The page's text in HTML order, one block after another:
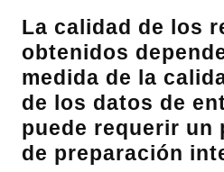
La calidad de los
obtenidos
medida de la
de los datos de
puede requerir un
de preparación